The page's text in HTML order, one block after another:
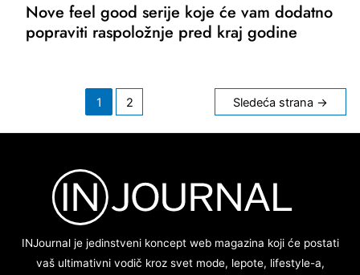
Nove feel good serije koje će vam dodatno
popraviti raspoložnje pred kraj godine
1 2 Sledeća strana →
INJournal je jedinstveni koncept web magazina koji će postati
vaš ultimativni vodič kroz svet mode, lepote, lifestyle-a,